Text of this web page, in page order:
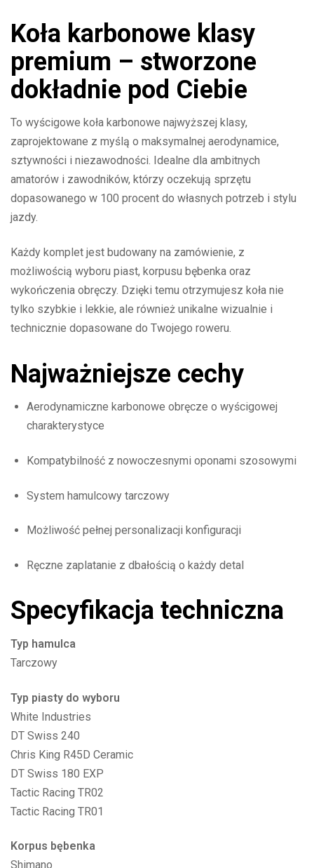
Koła karbonowe klasy
premium – stworzone
dokładnie pod Ciebie
To wyścigowe koła karbonowe najwyższej klasy,
zaprojektowane z myślą o maksymalnej aerodynamice,
sztywności i niezawodności. Idealne dla ambitnych
amatorów i zawodników, którzy oczekują sprzętu
dopasowanego w 100 procent do własnych potrzeb i stylu
jazdy.
Każdy komplet jest budowany na zamówienie, z
możliwością wyboru piast, korpusu bębenka oraz
wykończenia obręczy. Dzięki temu otrzymujesz koła nie
tylko szybkie i lekkie, ale również unikalne wizualnie i
technicznie dopasowane do Twojego roweru.
Najważniejsze cechy
Aerodynamiczne karbonowe obręcze o wyścigowej
charakterystyce
Kompatybilność z nowoczesnymi oponami szosowymi
System hamulcowy tarczowy
Możliwość pełnej personalizacji konfiguracji
Ręczne zaplatanie z dbałością o każdy detal
Specyfikacja techniczna
Typ hamulca
Tarczowy
Typ piasty do wyboru
White Industries
DT Swiss 240
Chris King R45D Ceramic
DT Swiss 180 EXP
Tactic Racing TR02
Tactic Racing TR01
Korpus bębenka
Shimano